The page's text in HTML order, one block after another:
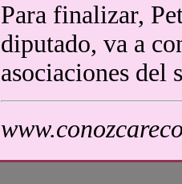
Para finalizar,
diputado, va a
asociaciones del